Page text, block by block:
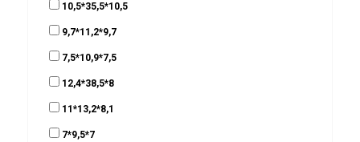
10,5*35,5*10,5
9,7*11,2*9,7
7,5*10,9*7,5
12,4*38,5*8
11*13,2*8,1
7*9,5*7